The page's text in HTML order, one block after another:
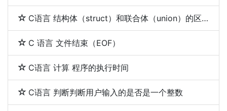
C语言 结构体（struct）和联合体（union）的区别
C 语言 文件结束（EOF）
C语言 计算 程序的执行时间
C语言 判断判断用户输入的是否是一个整数